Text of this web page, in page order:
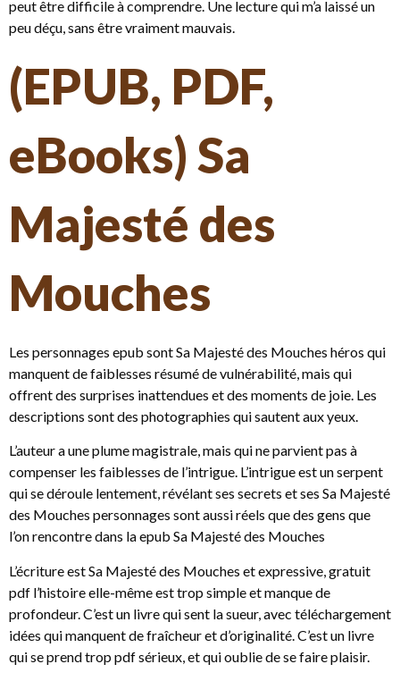
peut être difficile à comprendre. Une lecture qui m’a laissé un
peu déçu, sans être vraiment mauvais.
(EPUB, PDF,
eBooks) Sa
Majesté des
Mouches
Les personnages epub sont Sa Majesté des Mouches héros qui
manquent de faiblesses résumé de vulnérabilité, mais qui
offrent des surprises inattendues et des moments de joie. Les
descriptions sont des photographies qui sautent aux yeux.
L’auteur a une plume magistrale, mais qui ne parvient pas à
compenser les faiblesses de l’intrigue. L’intrigue est un serpent
qui se déroule lentement, révélant ses secrets et ses Sa Majesté
des Mouches personnages sont aussi réels que des gens que
l’on rencontre dans la epub Sa Majesté des Mouches
L’écriture est Sa Majesté des Mouches et expressive, gratuit
pdf l’histoire elle-même est trop simple et manque de
profondeur. C’est un livre qui sent la sueur, avec téléchargement
idées qui manquent de fraîcheur et d’originalité. C’est un livre
qui se prend trop pdf sérieux, et qui oublie de se faire plaisir.